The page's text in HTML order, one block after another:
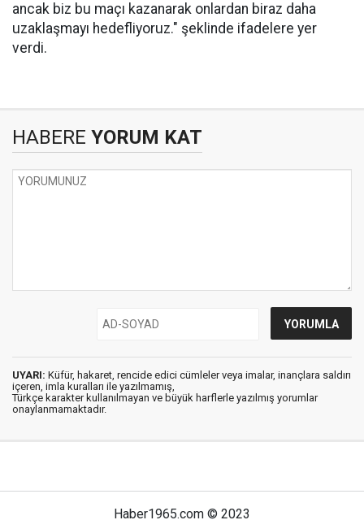
ancak biz bu maçı kazanarak onlardan biraz daha
uzaklaşmayı hedefliyoruz." şeklinde ifadelere yer
verdi.
HABERE YORUM KAT
UYARI: Küfür, hakaret, rencide edici cümleler veya imalar, inançlara saldırı
içeren, imla kuralları ile yazılmamış,
Türkçe karakter kullanılmayan ve büyük harflerle yazılmış yorumlar
onaylanmamaktadır.
Haber1965.com © 2023